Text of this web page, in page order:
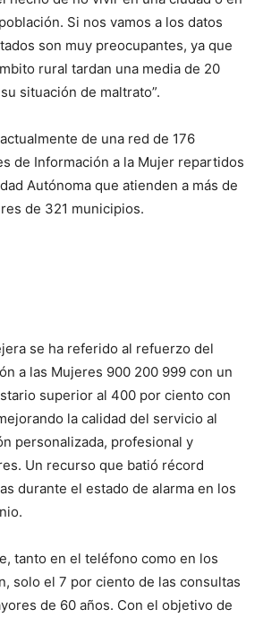
Si nos vamos a los datos
son muy preocupantes, ya que
rural tardan una media de 20
situación de maltrato”.
de una red de 176
de Información a la Mujer repartidos
Autónoma que atienden a más de
de 321 municipios.
se ha referido al refuerzo del
a las Mujeres 900 200 999 con un
superior al 400 por ciento con
la calidad del servicio al
personalizada, profesional y
Un recurso que batió récord
durante el estado de alarma en los
tanto en el teléfono como en los
solo el 7 por ciento de las consultas
de 60 años. Con el objetivo de